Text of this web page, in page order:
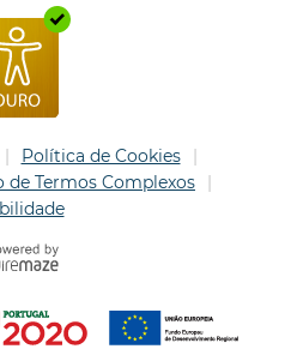
Política de Cookies
de Termos Complexos